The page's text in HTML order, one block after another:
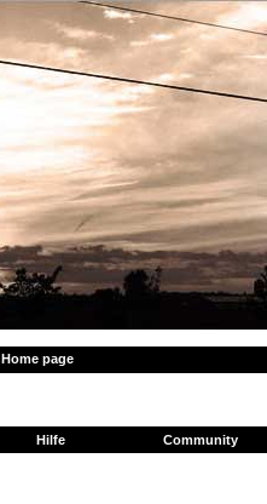
Home page
Hilfe Community